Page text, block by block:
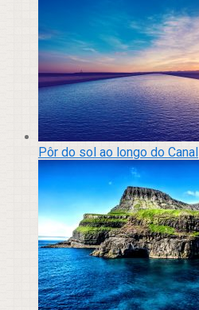
Pôr do sol ao longo do Canal